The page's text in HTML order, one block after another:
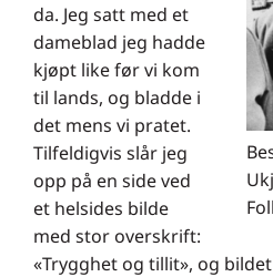
da. Jeg satt med et
dameblad jeg hadde
kjøpt like før vi kom
til lands, og bladde i
det mens vi pratet.
Tilfeldigvis slår jeg
opp på en side ved
et helsides bilde
med stor overskrift:
«Trygghet og tillit», og